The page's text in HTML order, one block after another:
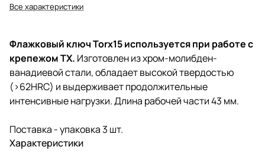
Все характеристики
Флажковый ключ Torx15 используется при работе с
крепежом TX. Изготовлен из хром-молибден-
ванадиевой стали, обладает высокой твердостью
(>62HRC) и выдерживает продолжительные
интенсивные нагрузки. Длина рабочей части 43 мм.
Поставка - упаковка 3 шт.
Характеристики